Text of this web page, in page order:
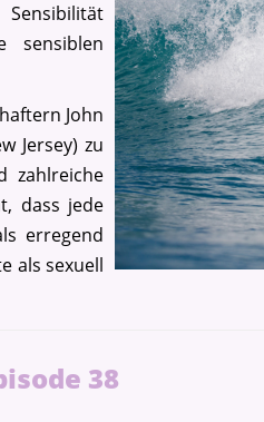
sensiblen
John
Jersey) zu
zahlreiche
dass jede
erregend
als sexuell
38